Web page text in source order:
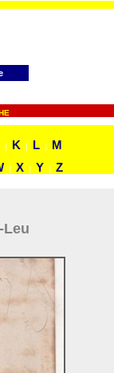
| K | L |
M
| X | Y | Z
Leu